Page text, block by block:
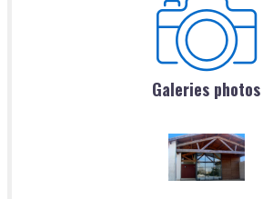
Galeries photos